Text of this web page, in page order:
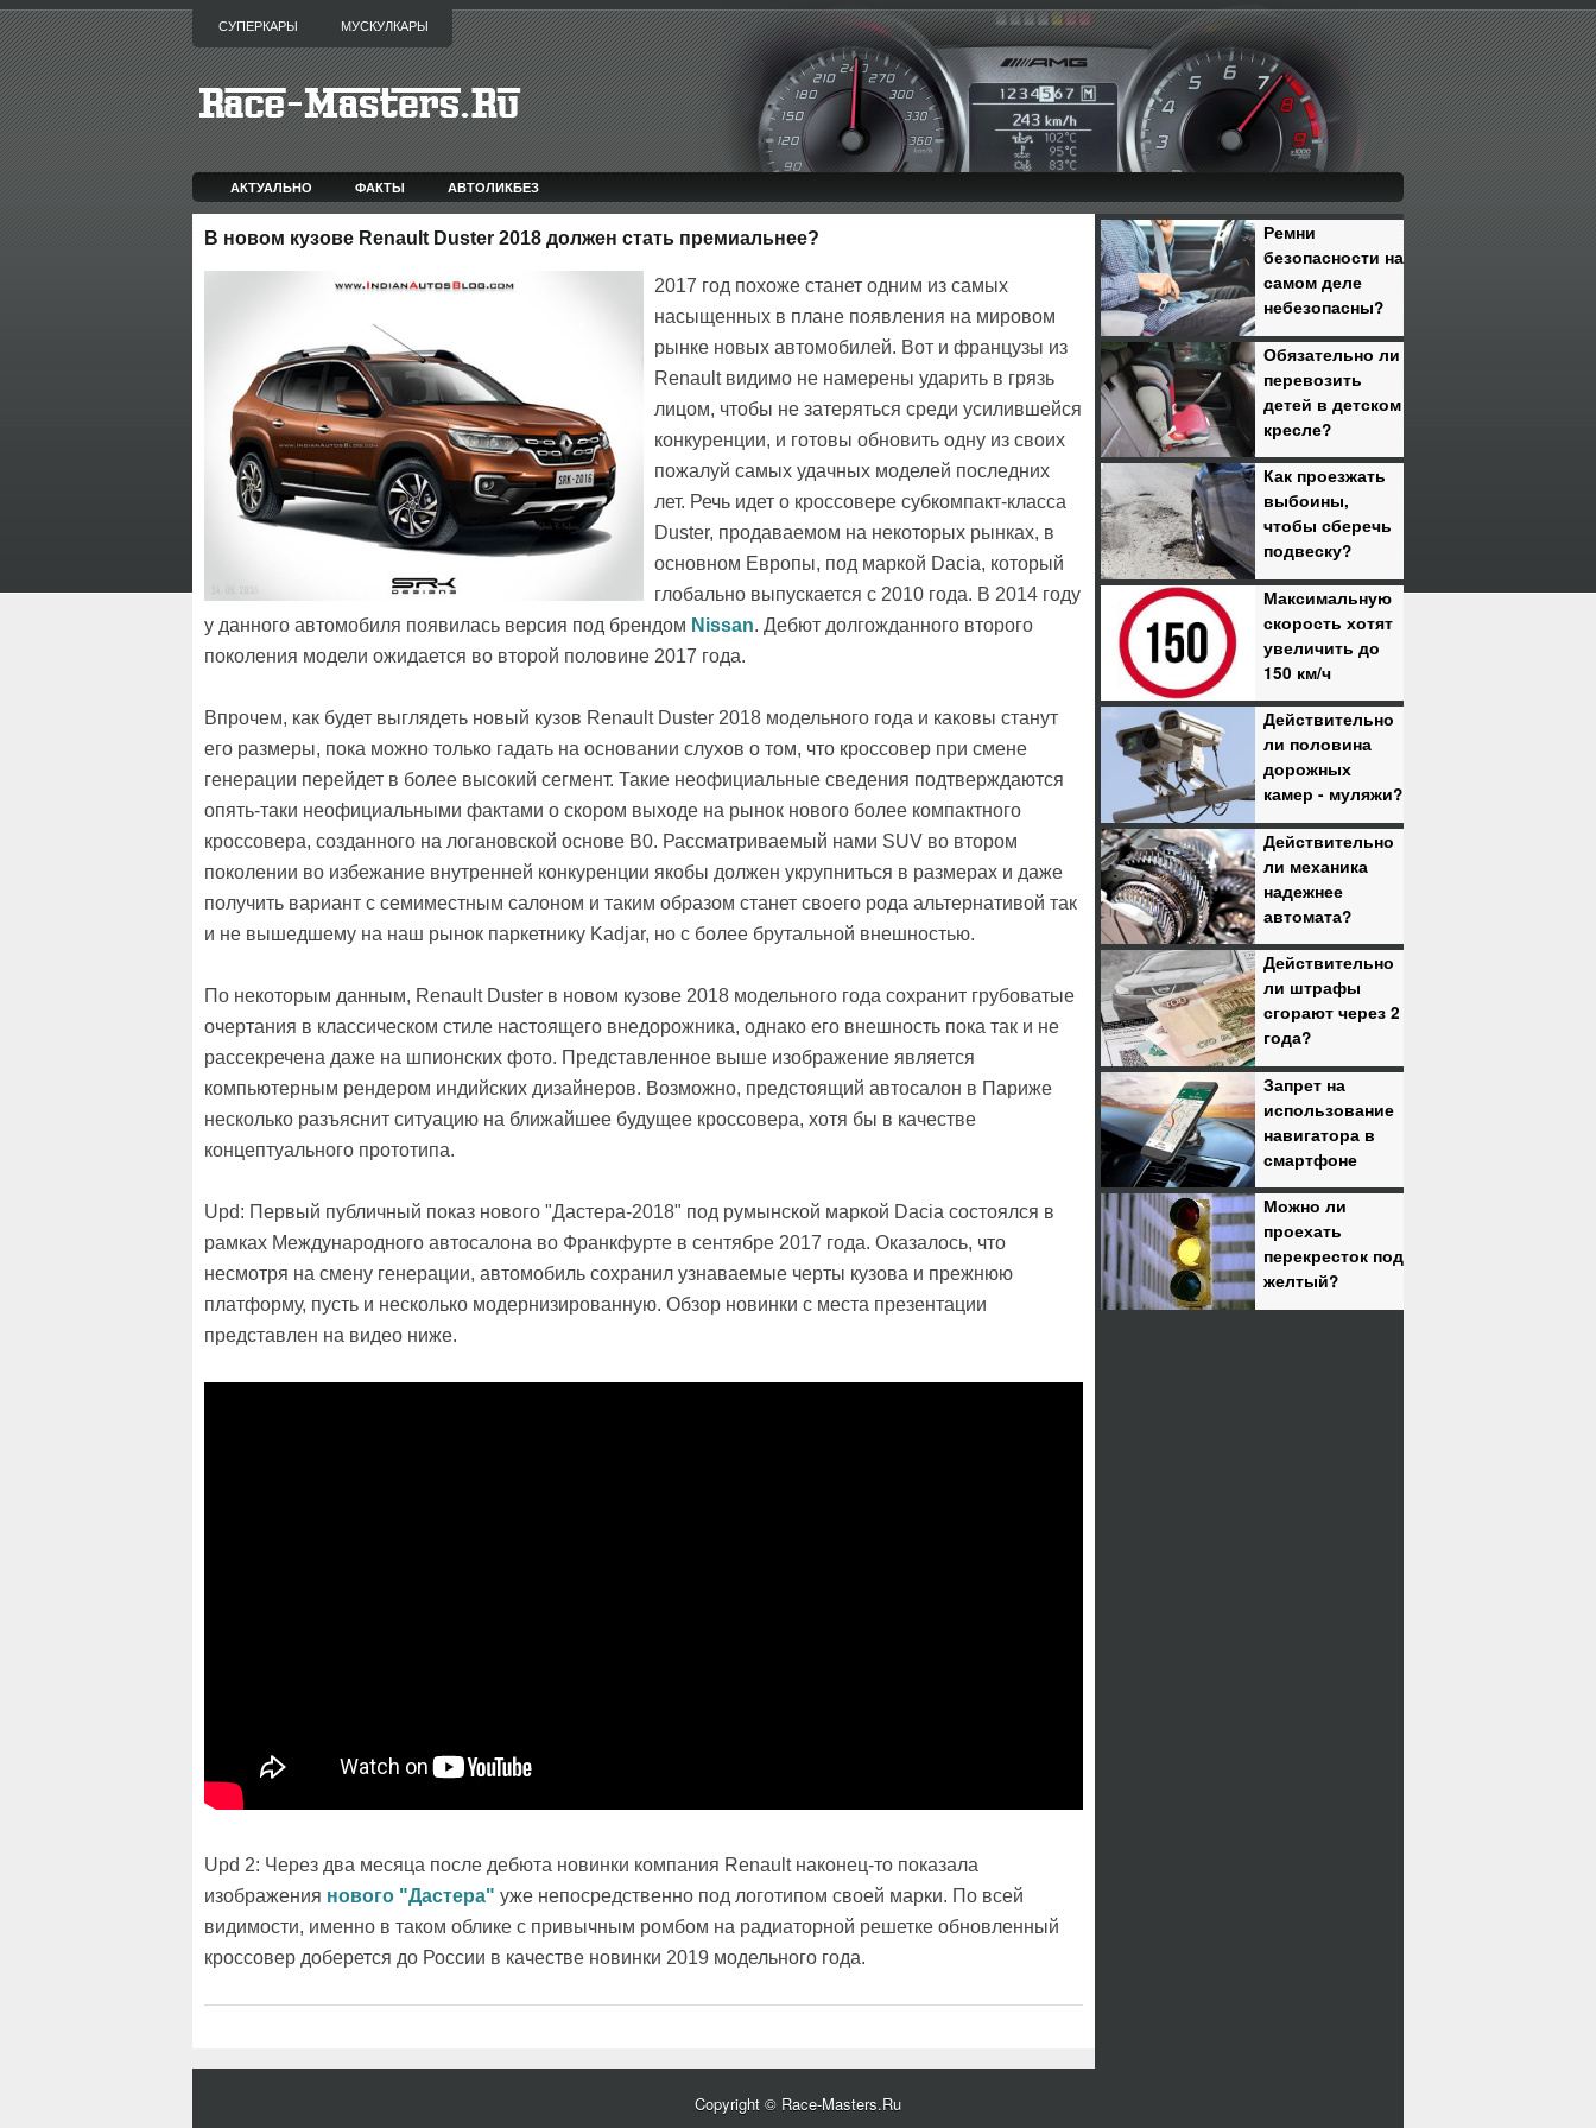
СУПЕРКАРЫ МУСКУЛКАРЫ
АКТУАЛЬНО ФАКТЫ АВТОЛИКБЕЗ
В новом кузове Renault Duster 2018 должен стать премиальнее?
2017 год похоже станет одним из самых
насыщенных в плане появления на мировом
рынке новых автомобилей. Вот и французы из
Renault видимо не намерены ударить в грязь
лицом, чтобы не затеряться среди усилившейся
конкуренции, и готовы обновить одну из своих
пожалуй самых удачных моделей последних
лет. Речь идет о кроссовере субкомпакт-класса
Duster, продаваемом на некоторых рынках, в
основном Европы, под маркой Dacia, который
глобально выпускается с 2010 года. В 2014 году
у данного автомобиля появилась версия под брендом Nissan. Дебют долгожданного второго
поколения модели ожидается во второй половине 2017 года.
Впрочем, как будет выглядеть новый кузов Renault Duster 2018 модельного года и каковы станут
его размеры, пока можно только гадать на основании слухов о том, что кроссовер при смене
генерации перейдет в более высокий сегмент. Такие неофициальные сведения подтверждаются
опять-таки неофициальными фактами о скором выходе на рынок нового более компактного
кроссовера, созданного на логановской основе B0. Рассматриваемый нами SUV во втором
поколении во избежание внутренней конкуренции якобы должен укрупниться в размерах и даже
получить вариант с семиместным салоном и таким образом станет своего рода альтернативой так
и не вышедшему на наш рынок паркетнику Kadjar, но с более брутальной внешностью.
По некоторым данным, Renault Duster в новом кузове 2018 модельного года сохранит грубоватые
очертания в классическом стиле настоящего внедорожника, однако его внешность пока так и не
рассекречена даже на шпионских фото. Представленное выше изображение является
компьютерным рендером индийских дизайнеров. Возможно, предстоящий автосалон в Париже
несколько разъяснит ситуацию на ближайшее будущее кроссовера, хотя бы в качестве
концептуального прототипа.
Upd: Первый публичный показ нового "Дастера-2018" под румынской маркой Dacia состоялся в
рамках Международного автосалона во Франкфурте в сентябре 2017 года. Оказалось, что
несмотря на смену генерации, автомобиль сохранил узнаваемые черты кузова и прежнюю
платформу, пусть и несколько модернизированную. Обзор новинки с места презентации
представлен на видео ниже.
Upd 2: Через два месяца после дебюта новинки компания Renault наконец-то показала
изображения нового "Дастера" уже непосредственно под логотипом своей марки. По всей
видимости, именно в таком облике с привычным ромбом на радиаторной решетке обновленный
кроссовер доберется до России в качестве новинки 2019 модельного года.
Ремни
безопасности на
самом деле
небезопасны?
Обязательно ли
перевозить
детей в детском
кресле?
Как проезжать
выбоины,
чтобы сберечь
подвеску?
Максимальную
скорость хотят
увеличить до
150 км/ч
Действительно
ли половина
дорожных
камер - муляжи?
Действительно
ли механика
надежнее
автомата?
Действительно
ли штрафы
сгорают через 2
года?
Запрет на
использование
навигатора в
смартфоне
Можно ли
проехать
перекресток под
желтый?
Copyright © Race-Masters.Ru